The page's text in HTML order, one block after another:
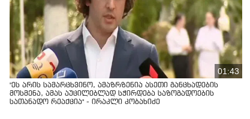
01:43
"ეს არის სამარცხვინო, ამაზრზენია ასეთი განცხადების
მოსმენა, ამას აუცილებლად სჭირდება საზოგადოების
სათანადო რეაქცია" - ირაკლი კობახიძე